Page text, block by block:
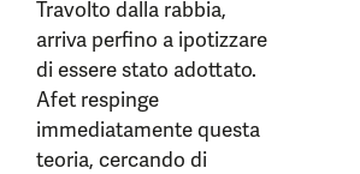
Travolto dalla rabbia,
arriva perfino a ipotizzare
di essere stato adottato.
Afet respinge
immediatamente questa
teoria, cercando di